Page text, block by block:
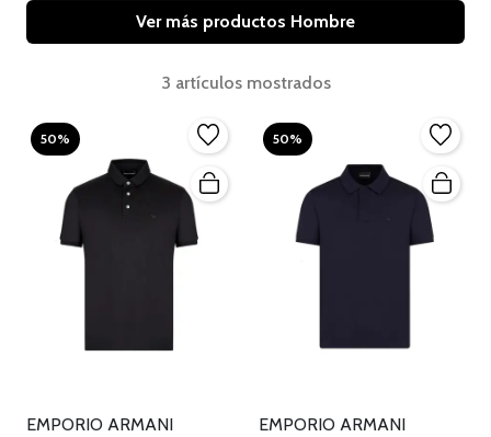
Ver más productos Hombre
3 artículos mostrados
50%
EMPORIO ARMANI
50%
EMPORIO ARMANI